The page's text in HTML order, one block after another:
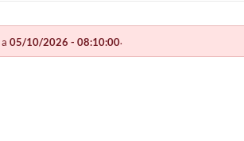
a 05/10/2026 - 08:10:00.